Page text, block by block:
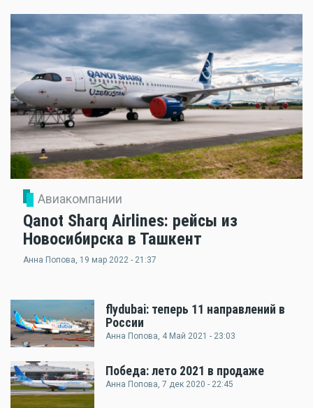
Авиакомпании
Qanot Sharq Airlines: рейсы из
Новосибирска в Ташкент
Анна Попова, 19 мар 2022 - 21:37
flydubai: теперь 11 направлений в
России
Анна Попова, 4 Май 2021 - 23:03
Победа: лето 2021 в продаже
Анна Попова, 7 дек 2020 - 22:45